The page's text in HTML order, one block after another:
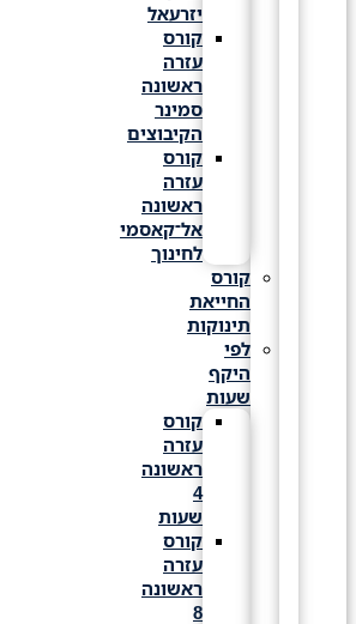
יזרעאל
קורס
עזרה
ראשונה
סמינר
הקיבוצים
קורס
עזרה
ראשונה
אל־קאסמי
לחינוך
קורס
החייאת
תינוקות
לפי
היקף
שעות
קורס
עזרה
ראשונה
שעות
קורס
עזרה
ראשונה